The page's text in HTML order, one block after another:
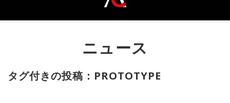
アカウント
ニュース
タグ付きの投稿：PROTOTYPE